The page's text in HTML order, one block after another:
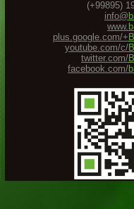
(+99895)
info@
www.
plus.google.com/+
youtube.com/c/
twitter.com/
facebook.com/